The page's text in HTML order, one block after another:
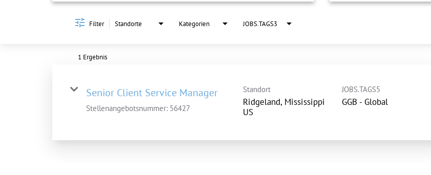
Filter Standorte Kategorien JOBS.TAGS3
1 Ergebnis
Senior Client Service Manager
Stellenangebotsnummer: 56427
Standort
Ridgeland, Mississippi
JOBS.TAGS5
GGB - Global